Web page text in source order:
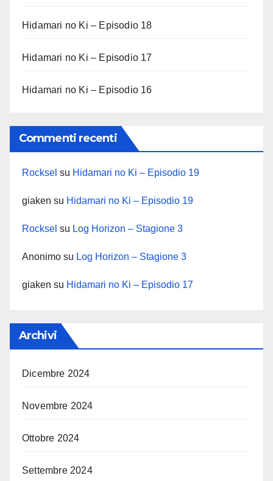
Hidamari no Ki – Episodio 18
Hidamari no Ki – Episodio 17
Hidamari no Ki – Episodio 16
Commenti recenti
Rocksel su Hidamari no Ki – Episodio 19
giaken su Hidamari no Ki – Episodio 19
Rocksel su Log Horizon – Stagione 3
Anonimo su Log Horizon – Stagione 3
giaken su Hidamari no Ki – Episodio 17
Archivi
Dicembre 2024
Novembre 2024
Ottobre 2024
Settembre 2024